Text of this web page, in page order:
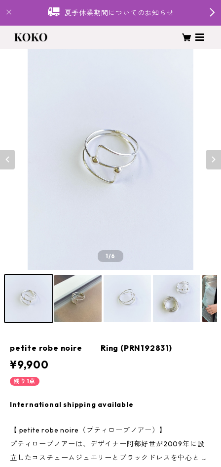
夏季休業期間についてのお知らせ
1/6
petite robe noire Ring (PRN192831)
¥9,900
残り1点
International shipping available
【 petite robe noire（プティローブノアー）】
プティローブノアーは、デザイナー阿部好世が2009年に設
立したコスチュームジュエリーとブラックドレスを中心とし